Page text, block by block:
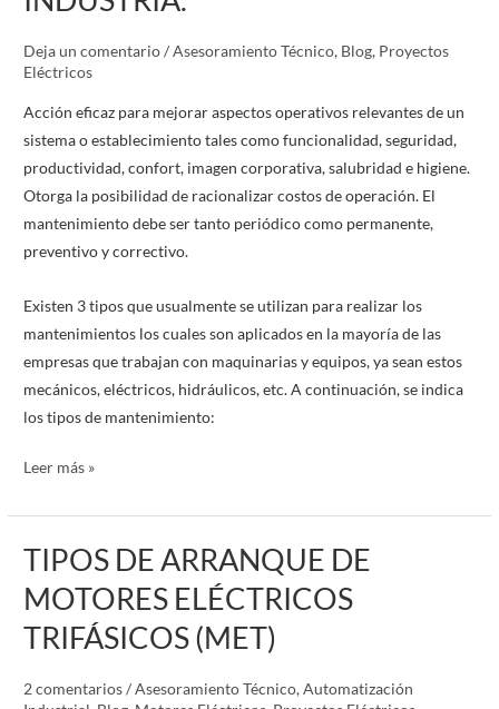
Deja un comentario/Asesoramiento Técnico, Blog, Proyectos
Eléctricos
Acción eficaz para mejorar aspectos operativos relevantes de un
sistema o establecimiento tales como funcionalidad, seguridad,
productividad, confort, imagen corporativa, salubridad e higiene.
Otorga la posibilidad de racionalizar costos de operación. El
mantenimiento debe ser tanto periódico como permanente,
preventivo y correctivo.
Existen 3 tipos que usualmente se utilizan para realizar los
mantenimientos los cuales son aplicados en la mayoría de las
empresas que trabajan con maquinarias y equipos, ya sean estos
mecánicos, eléctricos, hidráulicos, etc. A continuación, se indica
los tipos de mantenimiento:
VENTAJAS
EN
LA
INDUSTRIA.
Leer más »
TIPOS DE ARRANQUE DE
MOTORES ELÉCTRICOS
TRIFÁSICOS (MET)
2 comentarios/Asesoramiento Técnico,Automatización
TIPOS
ARRANQUE
ELÉCTRICOS